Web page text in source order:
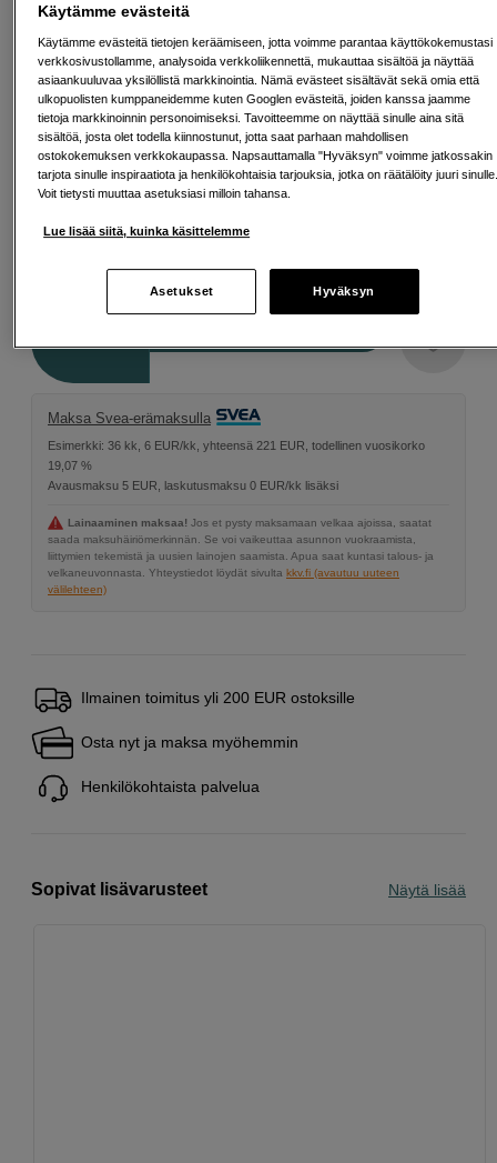
58 mm 67 mm 72 mm
EUR
Maksa Svea-erämaksulla
Esimerkki: 36 kk, 6 EUR/kk, yhteensä 221 EUR, todellinen vuosikorko
19,07 %
Avausmaksu 5 EUR, laskutusmaksu 0 EUR/kk lisäksi
Lainaaminen maksaa! Jos et pysty maksamaan velkaa ajoissa, saatat
saada maksuhäiriömerkinnän. Se voi vaikeuttaa asunnon vuokraamista,
liittymien tekemistä ja uusien lainojen saamista. Apua saat kuntasi talous- ja
velkaneuvonnasta. Yhteystiedot löydät sivulta kkv.fi (avautuu uuteen
välilehteen)
Ilmainen toimitus yli 200 EUR ostoksille
Osta nyt ja maksa myöhemmin
Henkilökohtaista palvelua
Sopivat lisävarusteet Näytä lisää
Käytämme evästeitä
Käytämme evästeitä tietojen keräämiseen, jotta voimme parantaa käyttökokemustasi
verkkosivustollamme, analysoida verkkoliikennettä, mukauttaa sisältöä ja näyttää
asiaankuuluvaa yksilöllistä markkinointia. Nämä evästeet sisältävät sekä omia että
ulkopuolisten kumppaneidemme kuten Googlen evästeitä, joiden kanssa jaamme
tietoja markkinoinnin personoimiseksi. Tavoitteemme on näyttää sinulle aina sitä
sisältöä, josta olet todella kiinnostunut, jotta saat parhaan mahdollisen
ostokokemuksen verkkokaupassa. Napsauttamalla "Hyväksyn" voimme jatkossakin
tarjota sinulle inspiraatiota ja henkilökohtaisia tarjouksia, jotka on räätälöity juuri
Voit tietysti muuttaa asetuksiasi milloin tahansa.
Lue lisää siitä, kuinka käsittelemme
Asetukset Hyväksyn